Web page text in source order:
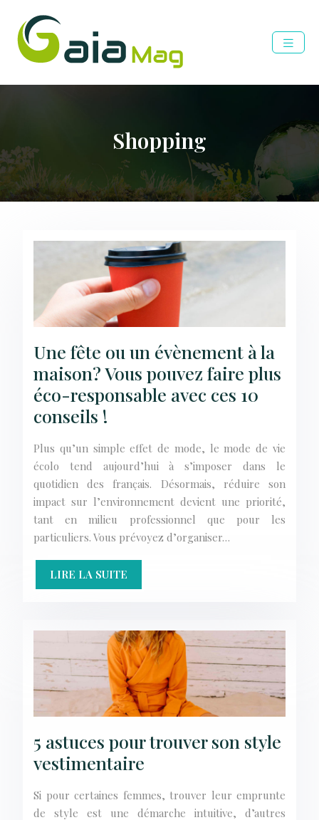
Shopping
Une fête ou un évènement à la
maison? Vous pouvez faire plus
éco-responsable avec ces 10
conseils !
Plus qu’un simple effet de mode, le mode de vie
écolo tend aujourd’hui à s’imposer dans le
quotidien des français. Désormais, réduire son
impact sur l’environnement devient une priorité,
tant en milieu professionnel que pour les
particuliers. Vous prévoyez d’organiser…
LIRE LA SUITE
5 astuces pour trouver son style
vestimentaire
Si pour certaines femmes, trouver leur emprunte
de style est une démarche intuitive, d’autres